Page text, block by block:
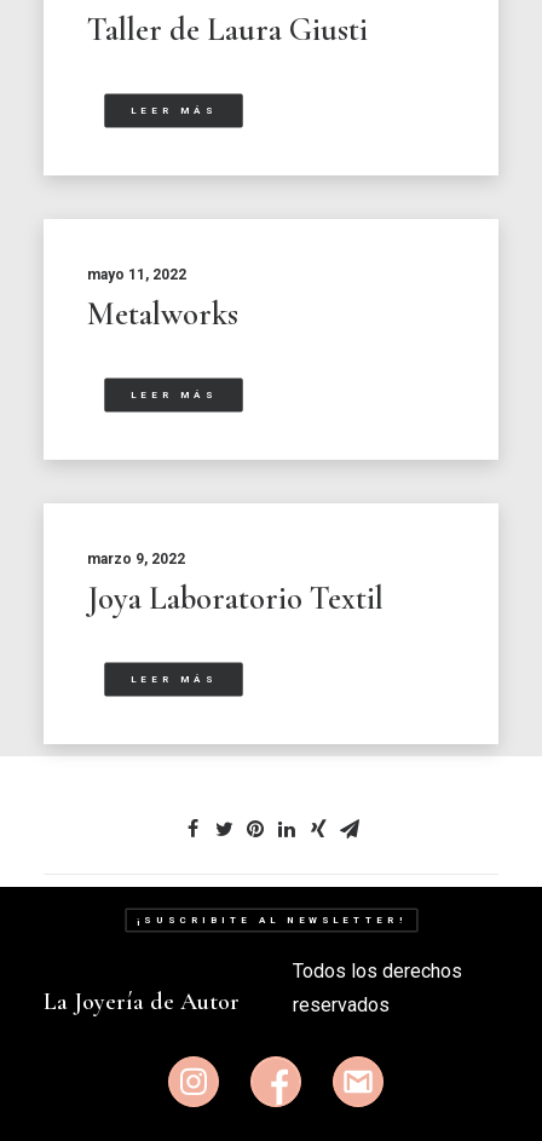
Taller de Laura Giusti
LEER MÁS
mayo 11, 2022
Metalworks
LEER MÁS
marzo 9, 2022
Joya Laboratorio Textil
LEER MÁS
¡SUSCRIBITE AL NEWSLETTER!
La Joyería de Autor
Todos los derechos
reservados